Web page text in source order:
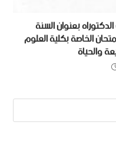
بعنوان السنة
مقرات الامتحان الخاصة بكلية العلوم
والحياة